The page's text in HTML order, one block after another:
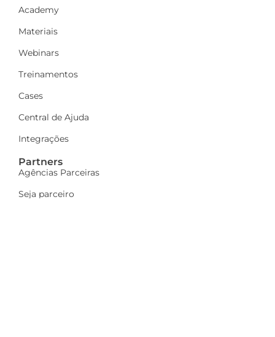
Academy
Materiais
Webinars
Treinamentos
Cases
Central de Ajuda
Integrações
Partners
Agências Parceiras
Seja parceiro